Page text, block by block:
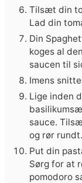
Tilsæt din
Lad din
Din
koges al
saucen til
Imens
Lige inden
sauce.
og rør rundt.
Put din
Sørg for at
pomodoro